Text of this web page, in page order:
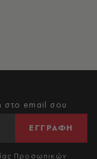
στο email σου
ΕΓΓΡΑΦΗ
Προσωπικών